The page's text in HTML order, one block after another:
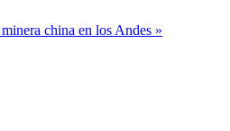
china en los Andes »